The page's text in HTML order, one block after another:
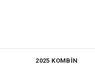
2025 KOMBİN